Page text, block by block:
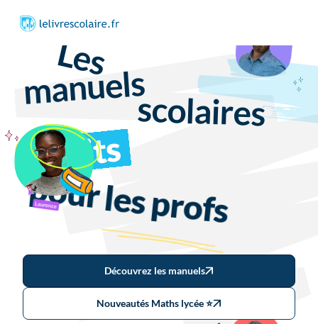
Les
manuelsscolaires
faits
pourles profs
Découvrez les manuels
Nouveautés Maths lycée ⭐